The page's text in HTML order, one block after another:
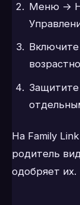
Меню →
Включите
На Family
родитель
одобряет их.